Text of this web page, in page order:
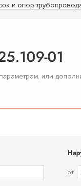
и опор
01
или
от